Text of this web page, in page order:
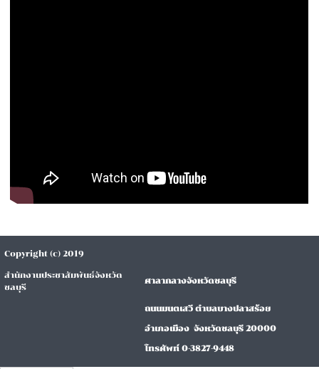
Copyright (c) 2019
สำนักงานประชาสัมพันธ์จังหวัด
ชลบุรี
ศาลากลางจังหวัดชลบุรี
ถนนมนตเสวี ตำบลบางปลาสร้อย
อำเภอเมือง จังหวัดชลบุรี 20000
โทรศัพท์ 0-3827-9448